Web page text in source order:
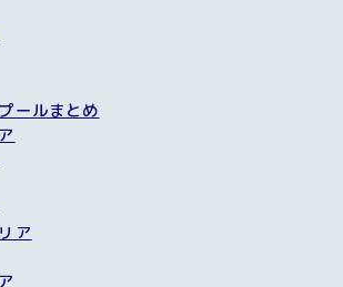
ールまとめ
ア